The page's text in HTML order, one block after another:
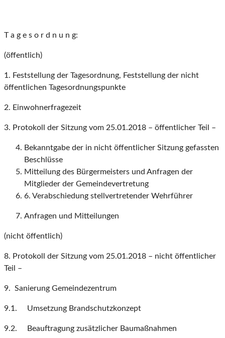
T a g e s o r d n u n g:
(öffentlich)
1. Feststellung der Tagesordnung, Feststellung der nicht
öffentlichen Tagesordnungspunkte
2. Einwohnerfragezeit
3. Protokoll der Sitzung vom 25.01.2018 – öffentlicher Teil –
Bekanntgabe der in nicht öffentlicher Sitzung gefassten
Beschlüsse
Mitteilung des Bürgermeisters und Anfragen der
Mitglieder der Gemeindevertretung
6. Verabschiedung stellvertretender Wehrführer
Anfragen und Mitteilungen
(nicht öffentlich)
8. Protokoll der Sitzung vom 25.01.2018 – nicht öffentlicher
Teil –
9. Sanierung Gemeindezentrum
9.1. Umsetzung Brandschutzkonzept
9.2. Beauftragung zusätzlicher Baumaßnahmen